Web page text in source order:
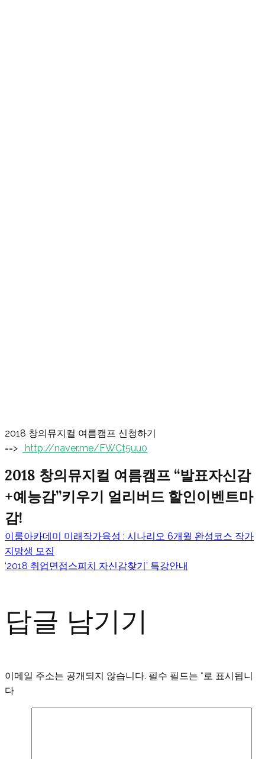
2018 창의뮤지컬 여름캠프 신청하기
==>
http://naver.me/FWCt5uu0
2018 창의뮤지컬 여름캠프 “발표자신감
+예능감”키우기 얼리버드 할인이벤트마
감!
글
탐
색
이룸아카데미 미래작가육성 : 시나리오 6개월 완성코스 작가
지망생 모집
‘2018 취업면접스피치 자신감찾기’ 특강안내
답글 남기기
이메일 주소는 공개되지 않습니다. 필수 필드는 * 로 표시됩니
다